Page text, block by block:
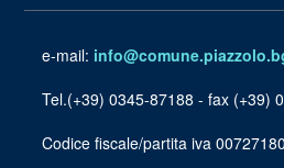
e-mail:
Tel.(+39) 0345-87188 - fax (+39)
Codice fiscale/partita iva